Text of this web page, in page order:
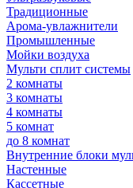
Традиционные
Арома-увлажнители
Промышленные
Мойки воздуха
Мульти сплит системы
2 комнаты
3 комнаты
4 комнаты
5 комнат
до 8 комнат
Внутренние блоки
Настенные
Кассетные